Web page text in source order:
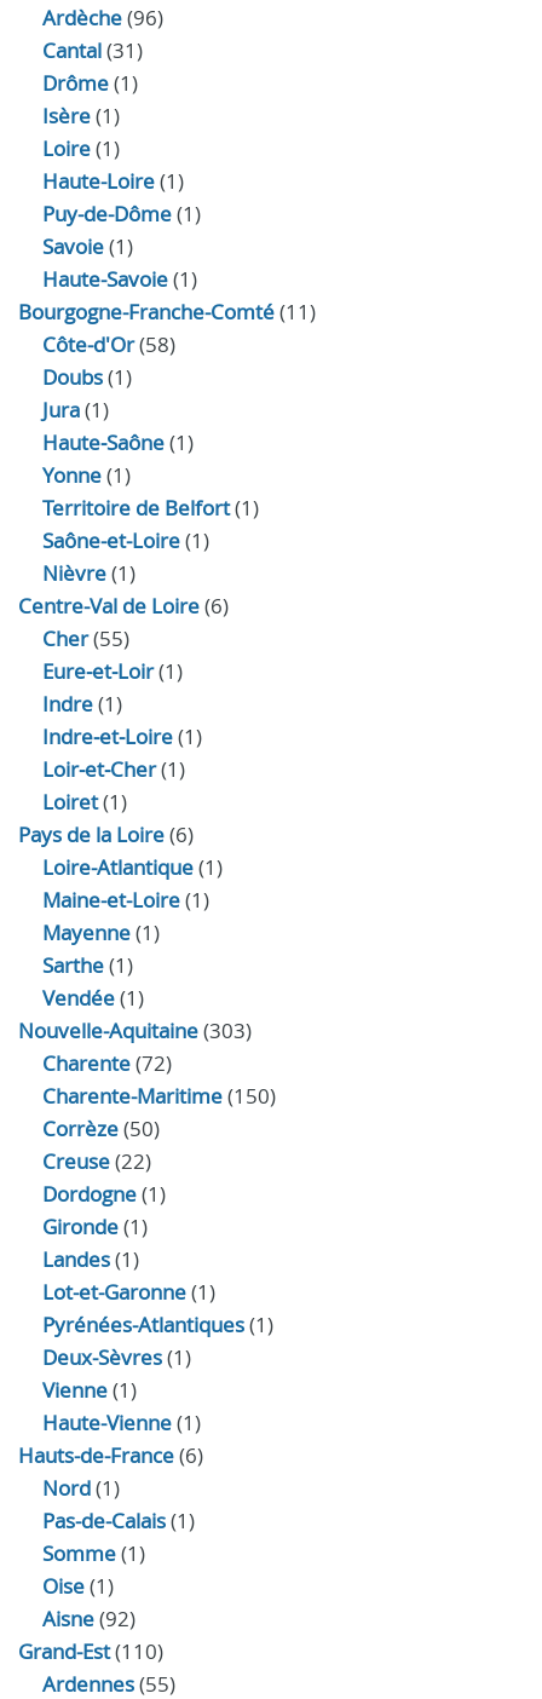
Ardèche(96)
Cantal(31)
Drôme(1)
Isère(1)
Loire(1)
Haute-Loire(1)
Puy-de-Dôme(1)
Savoie(1)
Haute-Savoie(1)
Bourgogne-Franche-Comté(11)
Côte-d'Or(58)
Doubs(1)
Jura(1)
Haute‑Saône(1)
Yonne(1)
Territoire de Belfort(1)
Saône-et-Loire(1)
Nièvre(1)
Centre-Val de Loire(6)
Cher(55)
Eure‑et‑Loir(1)
Indre(1)
Indre‑et‑Loire(1)
Loir‑et‑Cher(1)
Loiret(1)
Pays de la Loire(6)
Loire-Atlantique(1)
Maine-et-Loire(1)
Mayenne(1)
Sarthe(1)
Vendée(1)
Nouvelle-Aquitaine(303)
Charente(72)
Charente-Maritime(150)
Corrèze(50)
Creuse(22)
Dordogne(1)
Gironde(1)
Landes(1)
Lot-et-Garonne(1)
Pyrénées-Atlantiques(1)
Deux-Sèvres(1)
Vienne(1)
Haute-Vienne(1)
Hauts-de-France(6)
Nord(1)
Pas-de-Calais(1)
Somme(1)
Oise(1)
Aisne(92)
Grand-Est(110)
Ardennes(55)